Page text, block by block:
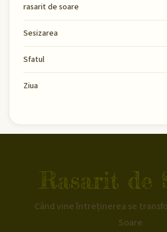
rasarit de soare
Sesizarea
Sfatul
Ziua
Rasarit de
Când vine întreținerea se
Soare